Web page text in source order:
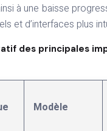
à une baisse
et d’interfaces plus
des principales
Modèle